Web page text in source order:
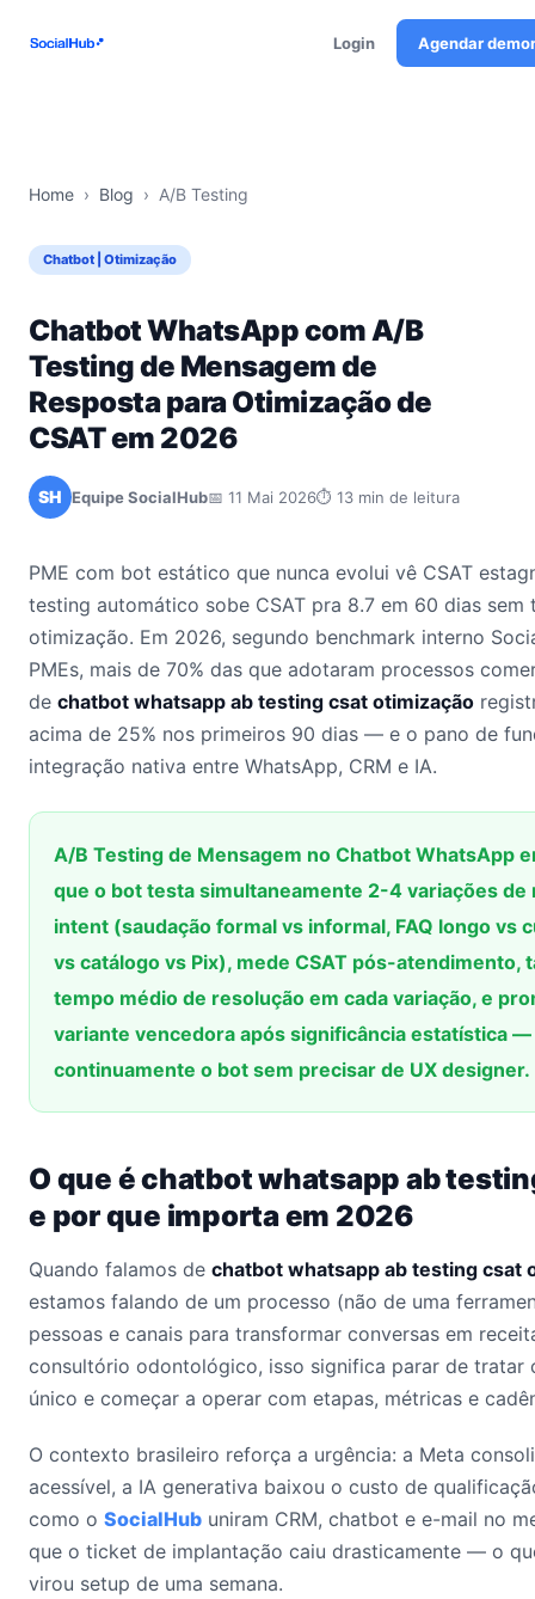
Login Agendar
Home › Blog › A/B Testing
Chatbot | Otimização
Chatbot WhatsApp com A/B
Testing de Mensagem de
Resposta para Otimização de
CSAT em 2026
SH Equipe SocialHub📅 11 Mai 2026⏱ 13 min de leitura
PME com bot estático que nunca evolui vê CSAT
testing automático sobe CSAT pra 8.7 em 60 dias sem
otimização. Em 2026, segundo benchmark interno
PMEs, mais de 70% das que adotaram processos
de chatbot whatsapp ab testing csat otimização
acima de 25% nos primeiros 90 dias — e o pano de
integração nativa entre WhatsApp, CRM e IA.
A/B Testing de Mensagem no Chatbot WhatsApp
que o bot testa simultaneamente 2-4 variações de
intent (saudação formal vs informal, FAQ longo vs
vs catálogo vs Pix), mede CSAT pós-atendimento,
tempo médio de resolução em cada variação, e
variante vencedora após significância estatística
continuamente o bot sem precisar de UX designer.
O que é chatbot whatsapp ab
e por que importa em 2026
Quando falamos de chatbot whatsapp ab testing csat
estamos falando de um processo (não de uma
pessoas e canais para transformar conversas em
consultório odontológico, isso significa parar de tratar
único e começar a operar com etapas, métricas e
O contexto brasileiro reforça a urgência: a Meta
acessível, a IA generativa baixou o custo de
como o SocialHub uniram CRM, chatbot e e-mail no
que o ticket de implantação caiu drasticamente — o
virou setup de uma semana.